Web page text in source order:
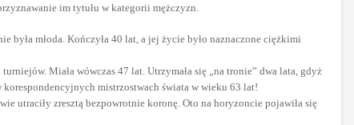
im tytułu w kategorii mężczyzn.
młoda. Kończyła 40 lat, a jej życie było naznaczone ciężkimi
Miała wówczas 47 lat. Utrzymała się „na tronie” dwa lata, gdyż
mistrzostwach świata w wieku 63 lat!
utraciły zresztą bezpowrotnie koronę. Oto na horyzoncie pojawiła się